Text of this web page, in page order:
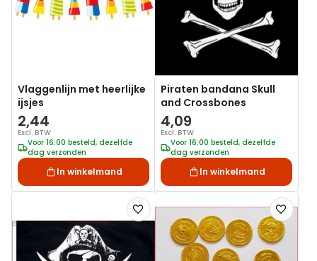
Vlaggenlijn met heerlijke
ijsjes
2,44
Excl. BTW
Voor 16:00 besteld, dezelfde
dag verzonden
In winkelmand
Piraten bandana Skull
and Crossbones
4,09
Excl. BTW
Voor 16:00 besteld, dezelfde
dag verzonden
In winkelmand
Voeg
toe
verlanglijst
Voeg
toe
aan